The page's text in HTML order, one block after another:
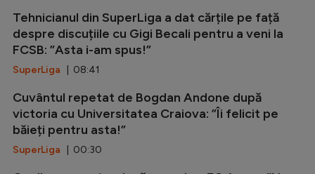
Tehnicianul din SuperLiga a dat cărțile pe față
despre discuțiile cu Gigi Becali pentru a veni la
FCSB: ”Asta i-am spus!”
SuperLiga | 08:41
Cuvântul repetat de Bogdan Andone după
victoria cu Universitatea Craiova: ”Îi felicit pe
băieți pentru asta!”
SuperLiga | 00:30